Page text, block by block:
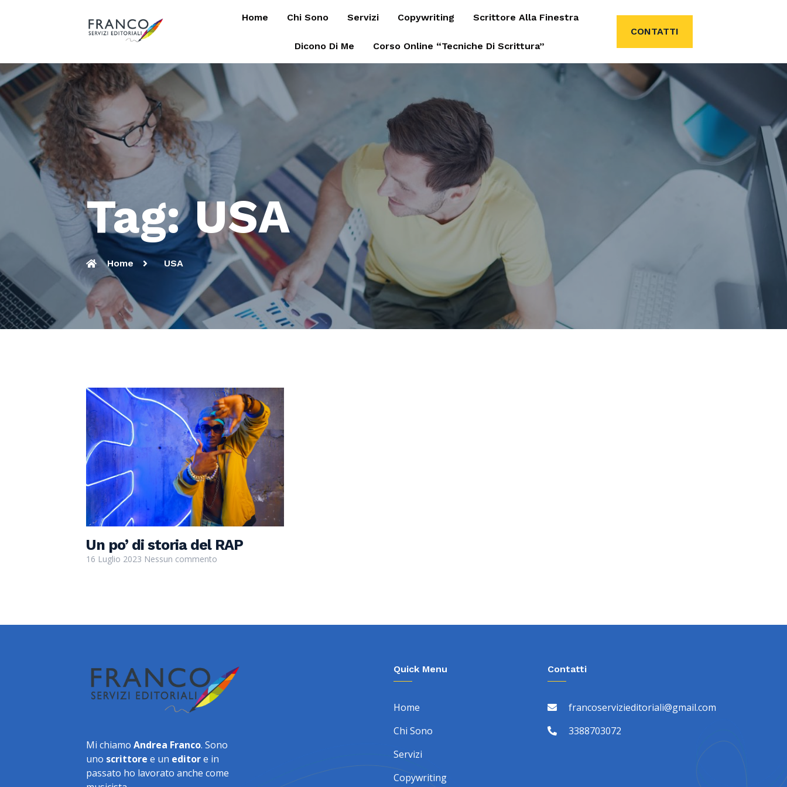
Home Chi Sono Servizi Copywriting Scrittore Alla Finestra
Dicono Di Me Corso Online “Tecniche Di Scrittura”
CONTATTI
Tag: USA
Home USA
Un po’ di storia del RAP
16 Luglio 2023 Nessun commento
Mi chiamo Andrea Franco. Sono
uno scrittore e un editore in
passato ho lavorato anche come
Quick Menu
Home
Chi Sono
Servizi
Copywriting
Contatti
francoservizieditoriali@gmail.com
3388703072